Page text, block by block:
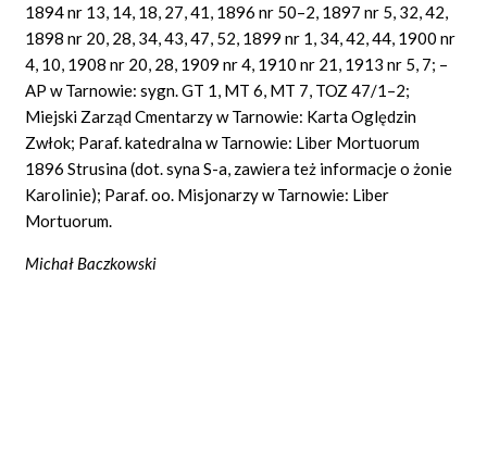
1894 nr 13, 14, 18, 27, 41, 1896 nr 50–2, 1897 nr 5, 32, 42,
1898 nr 20, 28, 34, 43, 47, 52, 1899 nr 1, 34, 42, 44, 1900 nr
4, 10, 1908 nr 20, 28, 1909 nr 4, 1910 nr 21, 1913 nr 5, 7; –
AP w Tarnowie: sygn. GT 1, MT 6, MT 7, TOZ 47/1–2;
Miejski Zarząd Cmentarzy w Tarnowie: Karta Oględzin
Zwłok; Paraf. katedralna w Tarnowie: Liber Mortuorum
1896 Strusina (dot. syna S-a, zawiera też informacje o żonie
Karolinie); Paraf. oo. Misjonarzy w Tarnowie: Liber
Mortuorum.
Michał Baczkowski